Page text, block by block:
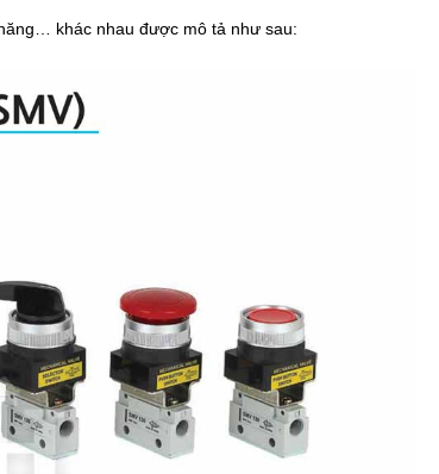
khác nhau được mô tả như sau: